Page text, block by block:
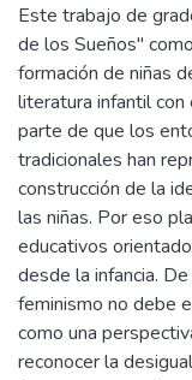
Este trabajo de
de los Sueños"
formación de niñas
literatura infantil con
parte de que los
tradicionales han
construcción de la
las niñas. Por eso
educativos
desde la infancia.
feminismo no debe
como una
reconocer la